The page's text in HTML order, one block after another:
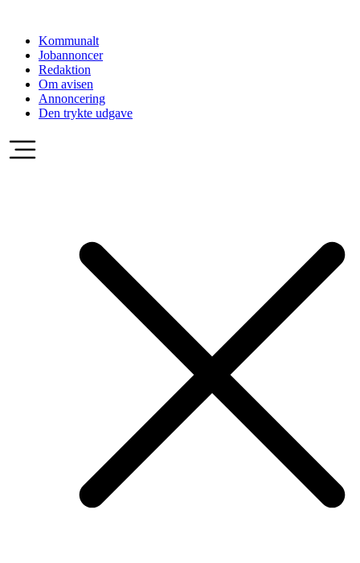
indholdKommunalt
Jobannoncer
Redaktion
Om avisen
Annoncering
Den trykte udgave